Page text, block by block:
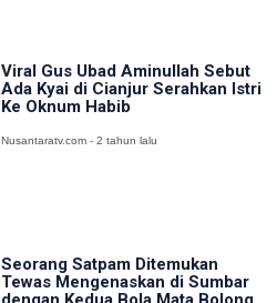
Viral Gus Ubad Aminullah Sebut
Ada Kyai di Cianjur Serahkan Istri
Ke Oknum Habib
Nusantaratv.com - 2 tahun lalu
Seorang Satpam Ditemukan
Tewas Mengenaskan di Sumbar